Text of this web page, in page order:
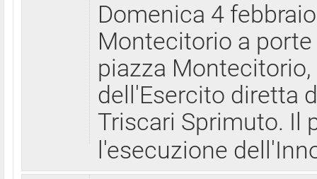
Domenica 4
Montecitorio a
piazza
dell'Esercito diretta
Triscari Sprimuto. Il
l'esecuzione